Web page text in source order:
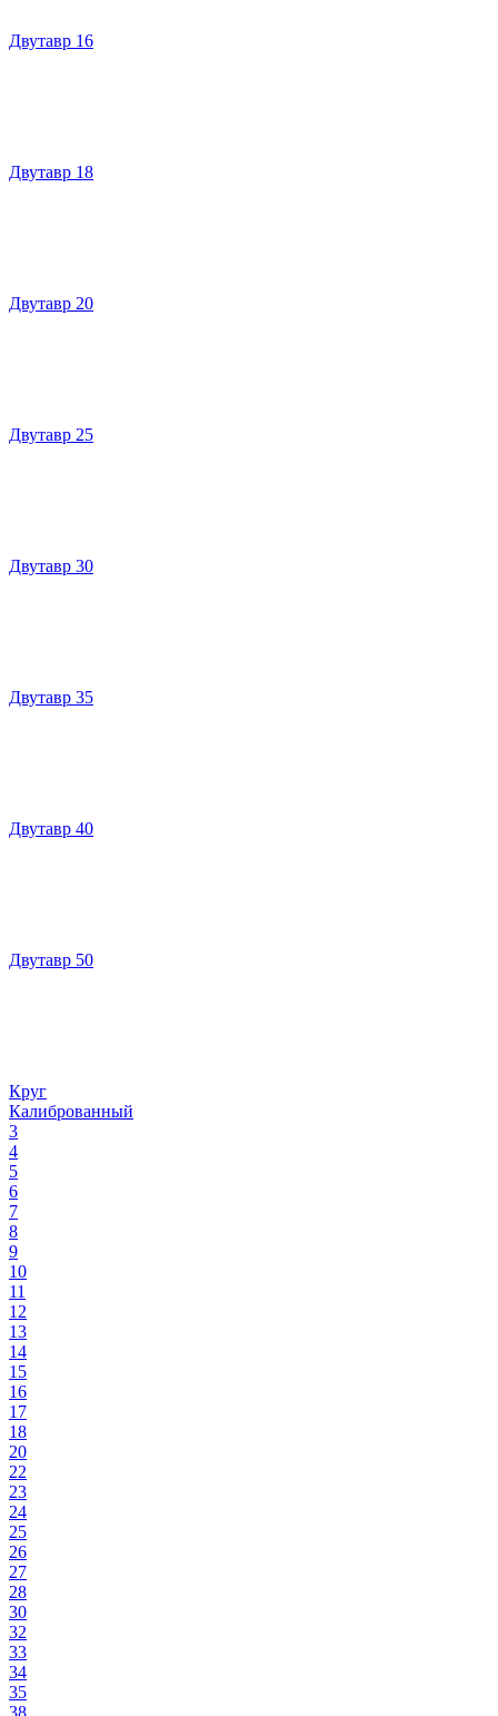
Двутавр 16
Двутавр 18
Двутавр 20
Двутавр 25
Двутавр 30
Двутавр 35
Двутавр 40
Двутавр 50
Круг
Калиброванный
3
4
5
6
7
8
9
10
11
12
13
14
15
16
17
18
20
22
23
24
25
26
27
28
30
32
33
34
35
38